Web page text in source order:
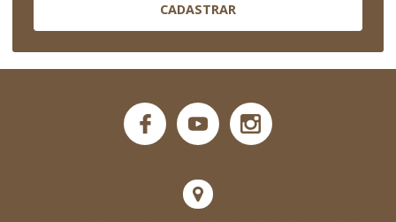
CADASTRAR